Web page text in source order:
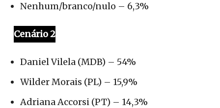
Nenhum/branco/nulo – 6,3%
Cenário 2
Daniel Vilela (MDB) – 54%
Wilder Morais (PL) – 15,9%
Adriana Accorsi (PT) – 14,3%